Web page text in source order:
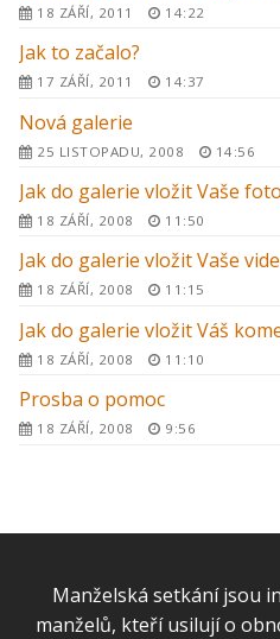
18 ZÁŘÍ, 2011 14:22
Jak to začalo?
17 ZÁŘÍ, 2011 14:37
Nová galerie
25 LISTOPADU, 2008 14:56
Jak do galerie vložit Vaše
18 ZÁŘÍ, 2008 11:50
Jak do galerie vložit Vaše
18 ZÁŘÍ, 2008 11:15
Jak do galerie vložit Váš
18 ZÁŘÍ, 2008 11:10
Prosba o pomoc
18 ZÁŘÍ, 2008 9:56
Manželská setkání jsou
manželů, kteří usilují o